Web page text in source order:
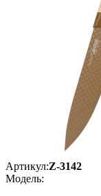
Артикул:Z-3142
Модель: